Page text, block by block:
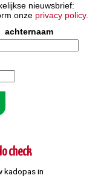
nieuwsbrief:
onze privacy policy.
achternaam
check
kadopas in